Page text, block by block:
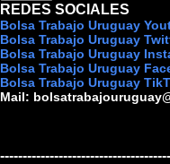
REDES SOCIALES
Bolsa Trabajo Uruguay
Bolsa Trabajo Uruguay
Bolsa Trabajo Uruguay
Bolsa Trabajo Uruguay
Bolsa Trabajo Uruguay
Mail: